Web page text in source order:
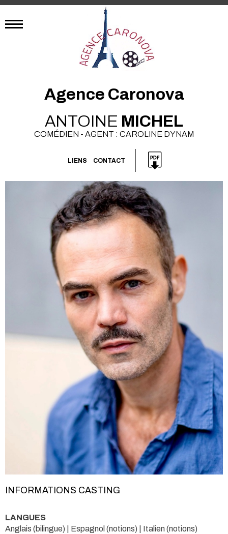
Agence Caronova
ANTOINE MICHEL
COMÉDIEN - AGENT : CAROLINE DYNAM
LIENS CONTACT
INFORMATIONS CASTING
LANGUES
Anglais (bilingue) | Espagnol (notions) | Italien (notions)